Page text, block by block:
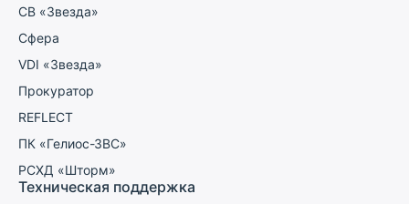
СВ «Звезда»
Сфера
VDI «Звезда»
Прокуратор
REFLECT
ПК «Гелиос-ЗВС»
РСХД «Шторм»
Техническая поддержка